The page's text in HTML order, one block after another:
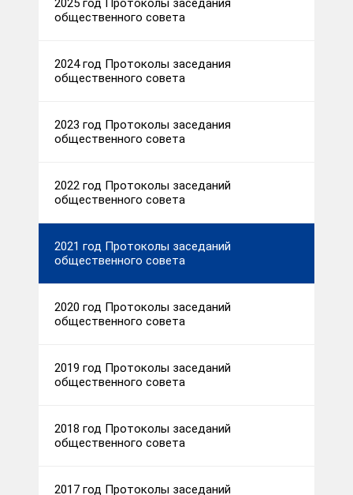
2025 год Протоколы заседания
общественного совета
2024 год Протоколы заседания
общественного совета
2023 год Протоколы заседания
общественного совета
2022 год Протоколы заседаний
общественного совета
2021 год Протоколы заседаний
общественного совета
2020 год Протоколы заседаний
общественного совета
2019 год Протоколы заседаний
общественного совета
2018 год Протоколы заседаний
общественного совета
2017 год Протоколы заседаний